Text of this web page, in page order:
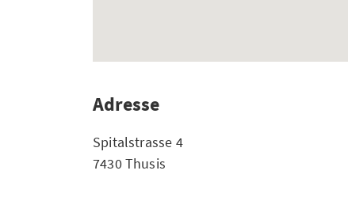
Adresse
Spitalstrasse 4
7430 Thusis